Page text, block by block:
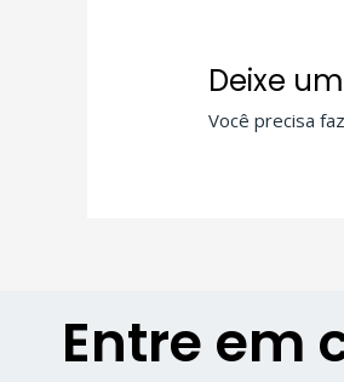
Deixe
Você precisa
Entre em